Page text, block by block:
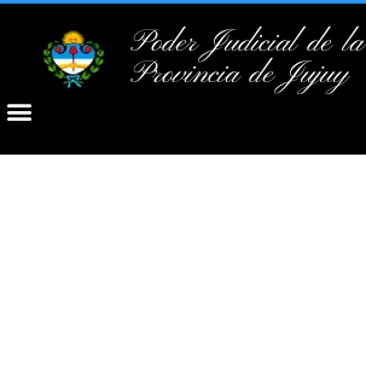
Poder Judicial de la
Provincia de Jujuy